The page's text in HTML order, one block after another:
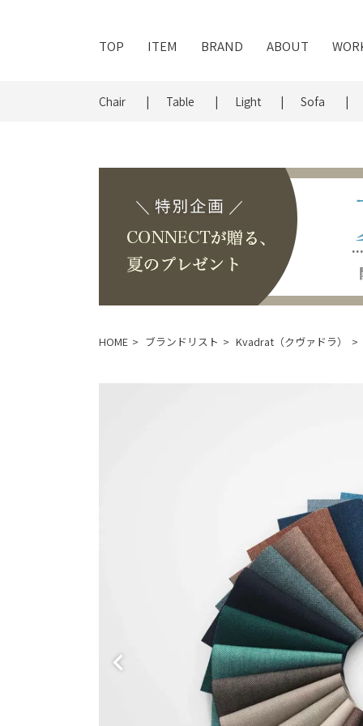
TOP ITEM BRAND ABOUT
Chair Table Light Sofa
HOME ブランドリスト Kvadrat（クヴァドラ）